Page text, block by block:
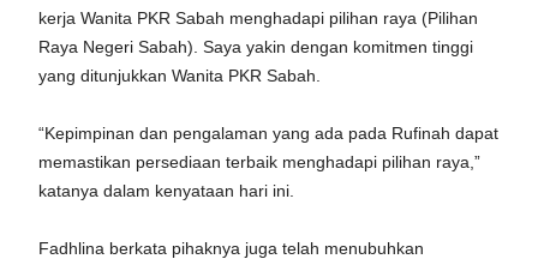
kerja Wanita PKR Sabah menghadapi pilihan raya (Pilihan
Raya Negeri Sabah). Saya yakin dengan komitmen tinggi
yang ditunjukkan Wanita PKR Sabah.
“Kepimpinan dan pengalaman yang ada pada Rufinah dapat
memastikan persediaan terbaik menghadapi pilihan raya,”
katanya dalam kenyataan hari ini.
Fadhlina berkata pihaknya juga telah menubuhkan